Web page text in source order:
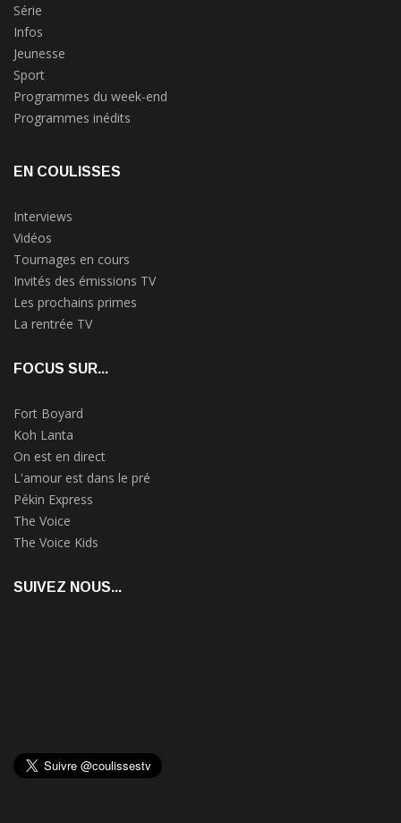
Série
Infos
Jeunesse
Sport
Programmes du week-end
Programmes inédits
EN COULISSES
Interviews
Vidéos
Tournages en cours
Invités des émissions TV
Les prochains primes
La rentrée TV
FOCUS SUR...
Fort Boyard
Koh Lanta
On est en direct
L'amour est dans le pré
Pékin Express
The Voice
The Voice Kids
SUIVEZ NOUS...